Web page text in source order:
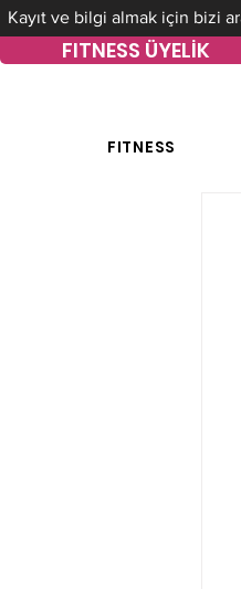
Kayıt ve bilgi almak için bizi
FITNESS ÜYELİK
FITNESS